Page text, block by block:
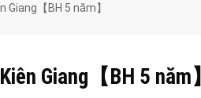
【BH 5 năm】
Giang【BH 5 năm】